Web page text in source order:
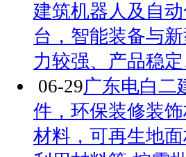
建筑机器人及自
台，智能装备与
力较强、产品稳
06-29广东电白二
件，环保装修装
材料，可再生地